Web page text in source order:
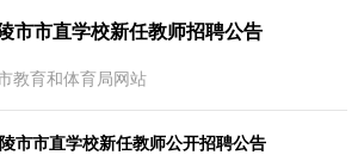
市市直学校新任教师招聘公告
教育和体育局网站
市市直学校新任教师公开招聘公告